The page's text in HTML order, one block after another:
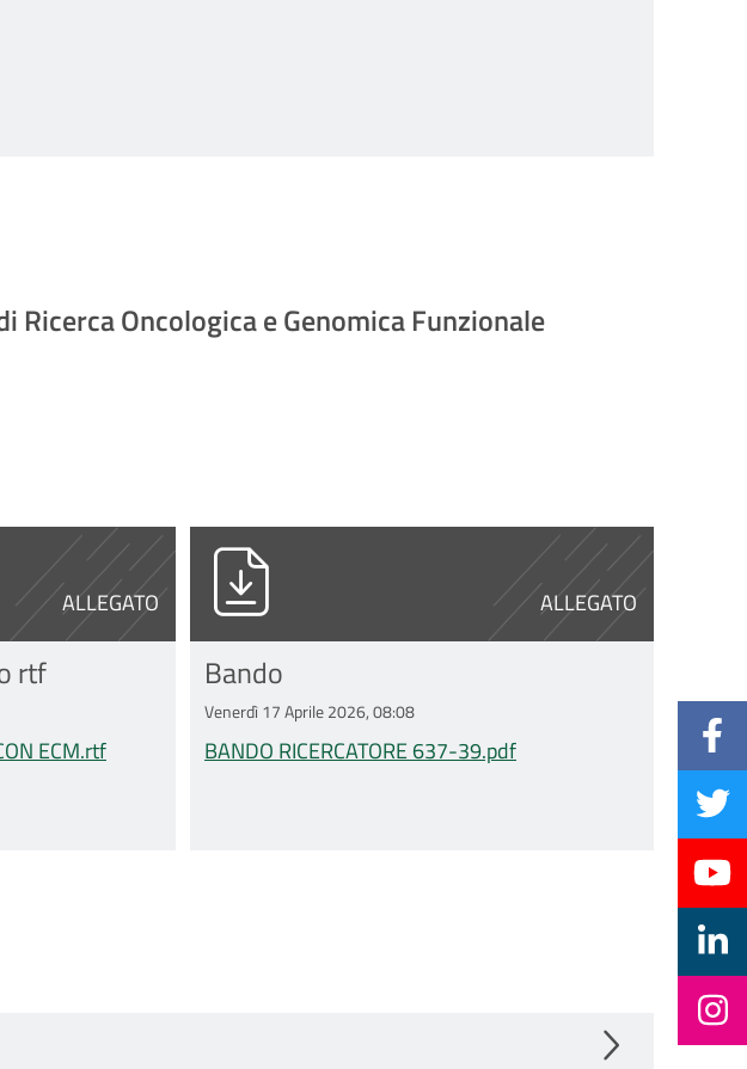
Oncologica e Genomica Funzionale
ALLEGATO
CON ECM.rtf
rtf
ECM.rtf
ALLEGATO
BANDO RICERCATORE 637-39.pdf
Bando
Venerdì 17 Aprile 2026, 08:08
BANDO RICERCATORE 637-39.pdf